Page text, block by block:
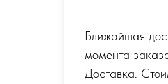
Ближайшая
момента
Доставка.